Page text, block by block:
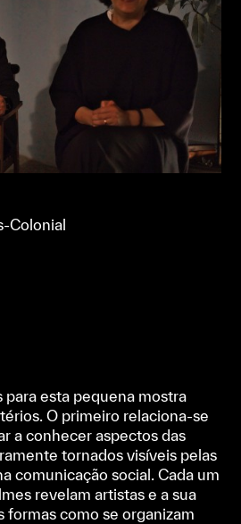
Colonial
para esta pequena mostra
O primeiro relaciona-se
a conhecer aspectos das
tornados visíveis pelas
comunicação social. Cada um
revelam artistas e a sua
formas como se organizam